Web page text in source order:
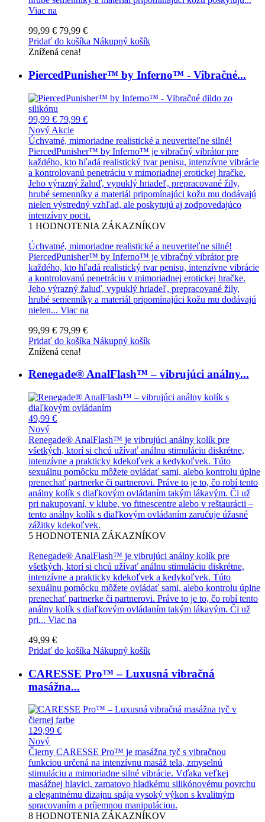
Viac na
99,99 € 79,99 €
Pridať do košíka Nákupný košík
Znížená cena!
PiercedPunisher™ by Inferno™ - Vibračné...
99,99 € 79,99 €
Nový Akcie
Úchvatné, mimoriadne realistické a neuveriteľne silné!
PiercedPunisher™ by Inferno™ je vibračný vibrátor pre
každého, kto hľadá realistický tvar penisu, intenzívne vibrácie
a kontrolovanú penetráciu v mimoriadnej erotickej hračke.
Jeho výrazný žaluď, vypuklý hriadeľ, prepracované žily,
hrubé semenníky a materiál pripomínajúci kožu mu dodávajú
nielen výstredný vzhľad, ale poskytujú aj zodpovedajúco
intenzívny pocit.
1 HODNOTENIA ZÁKAZNÍKOV
Úchvatné, mimoriadne realistické a neuveriteľne silné!
PiercedPunisher™ by Inferno™ je vibračný vibrátor pre
každého, kto hľadá realistický tvar penisu, intenzívne vibrácie
a kontrolovanú penetráciu v mimoriadnej erotickej hračke.
Jeho výrazný žaluď, vypuklý hriadeľ, prepracované žily,
hrubé semenníky a materiál pripomínajúci kožu mu dodávajú
nielen... Viac na
99,99 € 79,99 €
Pridať do košíka Nákupný košík
Znížená cena!
Renegade® AnalFlash™ – vibrujúci análny...
49,99 €
Nový
Renegade® AnalFlash™ je vibrujúci análny kolík pre
všetkých, ktorí si chcú užívať análnu stimuláciu diskrétne,
intenzívne a prakticky kdekoľvek a kedykoľvek. Túto
sexuálnu pomôcku môžete ovládať sami, alebo kontrolu úplne
prenechať partnerke či partnerovi. Práve to je to, čo robí tento
análny kolík s diaľkovým ovládaním takým lákavým. Či už
pri nakupovaní, v klube, vo fitnescentre alebo v reštaurácii –
tento análny kolík s diaľkovým ovládaním zaručuje úžasné
zážitky kdekoľvek.
5 HODNOTENIA ZÁKAZNÍKOV
Renegade® AnalFlash™ je vibrujúci análny kolík pre
všetkých, ktorí si chcú užívať análnu stimuláciu diskrétne,
intenzívne a prakticky kdekoľvek a kedykoľvek. Túto
sexuálnu pomôcku môžete ovládať sami, alebo kontrolu úplne
prenechať partnerke či partnerovi. Práve to je to, čo robí tento
análny kolík s diaľkovým ovládaním takým lákavým. Či už
pri... Viac na
49,99 €
Pridať do košíka Nákupný košík
CARESSE Pro™ – Luxusná vibračná
masážna...
129,99 €
Nový
Čierny CARESSE Pro™ je masážna tyč s vibračnou
funkciou určená na intenzívnu masáž tela, zmyselnú
stimuláciu a mimoriadne silné vibrácie. Vďaka veľkej
masážnej hlavici, zamatovo hladkému silikónovému povrchu
a elegantnému dizajnu spája vysoký výkon s kvalitným
spracovaním a príjemnou manipuláciou.
8 HODNOTENIA ZÁKAZNÍKOV